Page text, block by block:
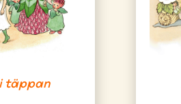
täppan